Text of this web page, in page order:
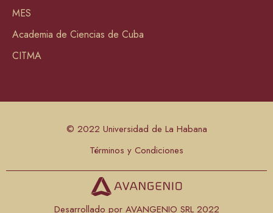
MES
Academia de Ciencias de Cuba
CITMA
© 2022 Universidad de La Habana
Términos y Condiciones
Desarrollado por AVANGENIO SRL 2022